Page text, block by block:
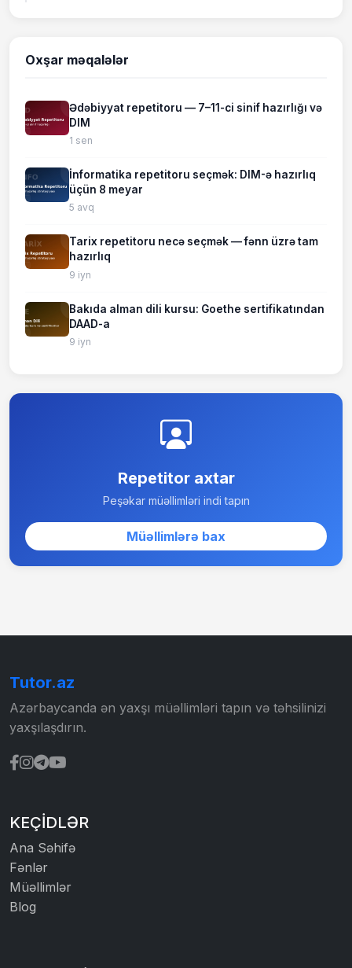
Oxşar məqalələr
Ədəbiyyat repetitoru — 7–11-ci sinif hazırlığı və
DIM
1 sen
İnformatika repetitoru seçmək: DIM-ə hazırlıq
üçün 8 meyar
5 avq
Tarix repetitoru necə seçmək — fənn üzrə tam
hazırlıq
9 iyn
Bakıda alman dili kursu: Goethe sertifikatından
DAAD-a
9 iyn
Repetitor axtar
Peşəkar müəllimləri indi tapın
Müəllimlərə bax
Tutor.az
Azərbaycanda ən yaxşı müəllimləri tapın və təhsilinizi
yaxşılaşdırın.
KEÇIDLƏR
Ana Səhifə
Fənlər
Müəllimlər
Blog